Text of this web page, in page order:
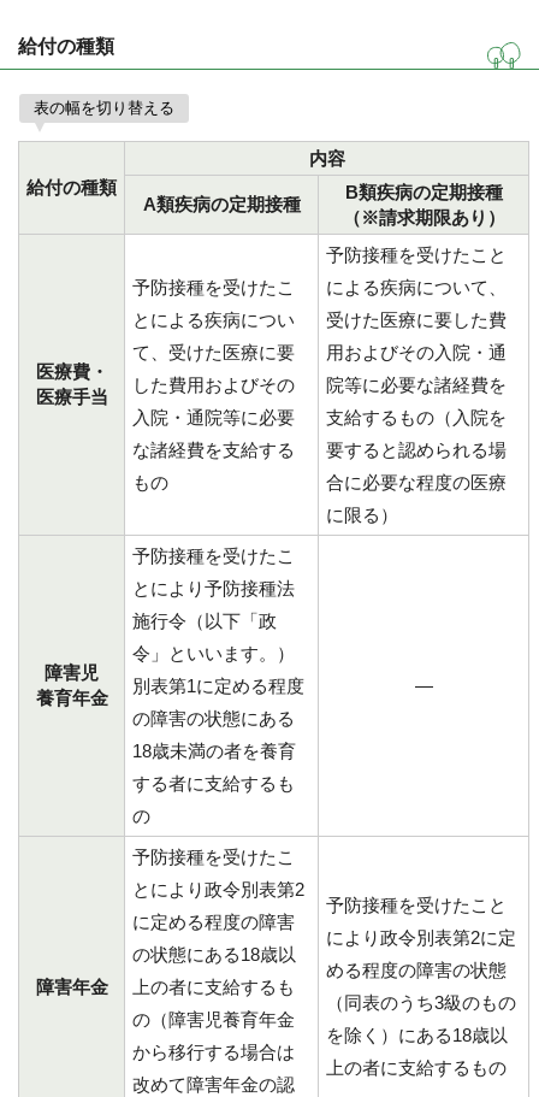
給付の種類
表の幅を切り替える
給付の種類
内容
A類疾病の定期接種
B類疾病の定期接種
（※請求期限あり）
医療費・
医療手当
予防接種を受けたこ
とによる疾病につい
て、受けた医療に要
した費用およびその
入院・通院等に必要
な諸経費を支給する
もの
予防接種を受けたこと
による疾病について、
受けた医療に要した費
用およびその入院・通
院等に必要な諸経費を
支給するもの（入院を
要すると認められる場
合に必要な程度の医療
に限る）
障害児
養育年金
予防接種を受けたこ
とにより予防接種法
施行令（以下「政
令」といいます。）
別表第1に定める程度
の障害の状態にある
18歳未満の者を養育
する者に支給するも
の
―
障害年金
予防接種を受けたこ
とにより政令別表第2
に定める程度の障害
の状態にある18歳以
上の者に支給するも
の（障害児養育年金
から移行する場合は
改めて障害年金の認
予防接種を受けたこと
により政令別表第2に定
める程度の障害の状態
（同表のうち3級のもの
を除く）にある18歳以
上の者に支給するもの